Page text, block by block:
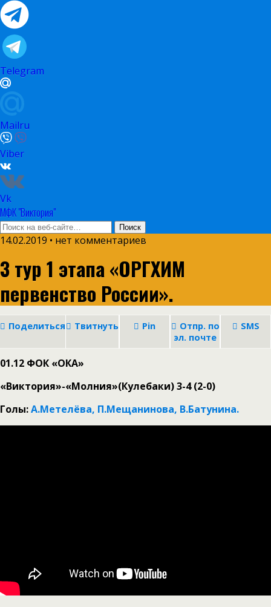
Telegram
Mailru
Viber
Vk
МФК "Виктория"
14.02.2019 • нет комментариев
3 тур 1 этапа «ОРГХИМ
первенство России».
Поделиться Твитнуть Pin
Отпр. по
эл. почте
SMS
01.12 ФОК «ОКА»
«Виктория»-«Молния»(Кулебаки) 3-4 (2-0)
Голы:А.Метелёва, П.Мещанинова, В.Батунина.